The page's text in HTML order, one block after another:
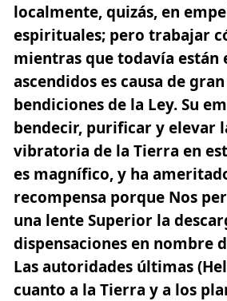
localmente, quizás, en
espirituales; pero trabajar
mientras que todavía están
ascendidos es causa de
bendiciones de la Ley. Su
bendecir, purificar y elevar
vibratoria de la Tierra en
es magnífico, y ha
recompensa porque Nos
una lente Superior la
dispensaciones en nombre
Las autoridades últimas
cuanto a la Tierra y a los